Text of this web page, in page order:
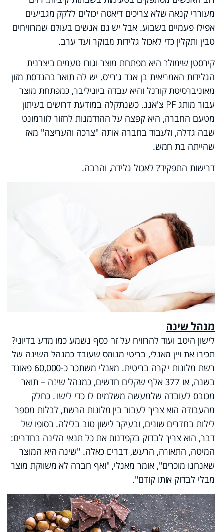
מעוררי קנאה שלא צריכים דיאטה יכולים ללקק מגביעים
אפילו פעמיים בשבוע. אבל יש גם אנשים בעולם שמרוויחים
טבין ותקלין כדי לאכול גלידות מבוקר ועד ערב.
קירסטן שימולר היא מפתחת מוצר וגורו טעמים ביצרנית
הגלידות האמריאית בן אנד ג'רי'ס. יש לה תואר בהנדסת מזון
מאוניברסיטת קורנל והיא עבדה ביוניליבר, כמפתחת מוצר
עבור מותג PF צ'אנג. כשנתקלה במודעת דרושים בעיתון
מטעם החברה, היא קפצה על ההזדמנות לחזור לוורמונט
שבה גדלה, ולעבוד בחברה אותה "צרכה והעריצה" מאז
שהייתה בת חמש.
דרישות התפקיד? לאכול גלידה, והרבה.
מנהל שינה
לישון היטב ועוד להרוויח על זה כסף נשמע כמו מדע בדיוני?
תכירו את ויין מאנלי, בריטי מנומס שעובד כמנהל השינה של
רשת מלונות יוקרה בריטית. מאנלי משתכר כ-60,000 פאונד
בשנה, או 377 אלף שקלים חדשים, כמנהל שינה – תואר
מכובס לעובדה שלמעשה משלמים לו כדי לישון. כחלק
מהעבודה הוא צריך לעבור בין מלונות הרשת, לבלות מספר
לילות בחדרים שונים, ובעיקר לישון טוב בלילה. בסופו של
דבר, הוא צריך לבדוק בקפדנות את כל תנאי הלינה בחדרים:
המיטה, התאורה, הרעש, דברים כאלה. "שינה היא המוצר
שאנחנו מוכרים", אומר מאנלי, "ואף חברה לא משווקת מוצר
מבלי לבדוק אותו קודם".